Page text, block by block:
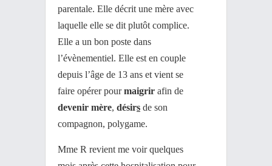
parentale. Elle décrit une mère avec
laquelle elle se dit plutôt complice.
Elle a un bon poste dans
l’évènementiel. Elle est en couple
depuis l’âge de 13 ans et vient se
faire opérer pourmaigrir afin de
devenir mère, désirs de son
compagnon, polygame.
Mme R revient me voir quelques